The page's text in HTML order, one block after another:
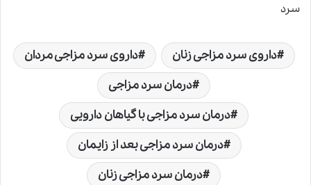
سرد
داروی سرد مزاجی زنان
داروی سرد مزاجی مردان
درمان سرد مزاجی
درمان سرد مزاجی با گیاهان دارویی
درمان سرد مزاجی بعد از زایمان
درمان سرد مزاجی زنان